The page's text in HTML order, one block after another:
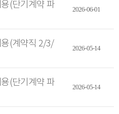
(단기계약 파
2026-06-01
용(계약직 2/3/
2026-05-14
(단기계약 파
2026-05-14